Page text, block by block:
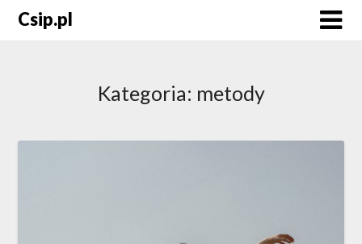
SkipCsip.pl
Kategoria: metody